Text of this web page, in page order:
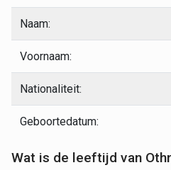
Naam:
Voornaam:
Nationaliteit:
Geboortedatum:
Wat is de leeftijd van